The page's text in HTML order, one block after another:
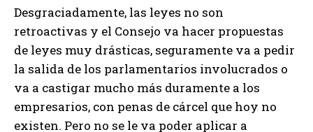
Desgraciadamente, las leyes no son
retroactivas y el Consejo va hacer propuestas
de leyes muy drásticas, seguramente va a pedir
la salida de los parlamentarios involucrados o
va a castigar mucho más duramente a los
empresarios, con penas de cárcel que hoy no
existen. Pero no se le va poder aplicar a